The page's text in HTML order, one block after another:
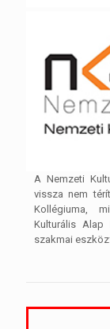
A Nemzeti
vissza nem
Kollégiuma,
Kulturális Alap
szakmai